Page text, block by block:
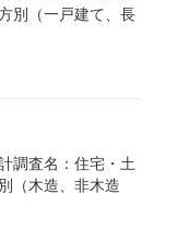
別（一戸建て、長
調査名：住宅・土
（木造、非木造